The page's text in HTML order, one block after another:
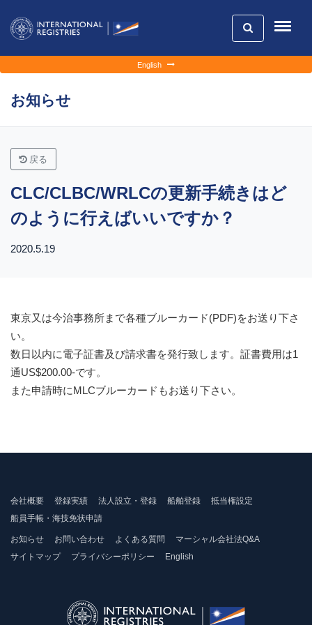
English
お知らせ
戻る
CLC/CLBC/WRLCの更新手続きはど
のように行えばいいですか？
2020.5.19
東京又は今治事務所まで各種ブルーカード(PDF)をお送り下さ
い。
数日以内に電子証書及び請求書を発行致します。証書費用は1
通US$200.00-です。
また申請時にMLCブルーカードもお送り下さい。
会社概要 登録実績 法人設立・登録 船舶登録
抵当権設定
船員手帳・海技免状申請
お知らせ お問い合わせ よくある質問
マーシャル会社法Q&A
サイトマップ
プライバシーポリシー English